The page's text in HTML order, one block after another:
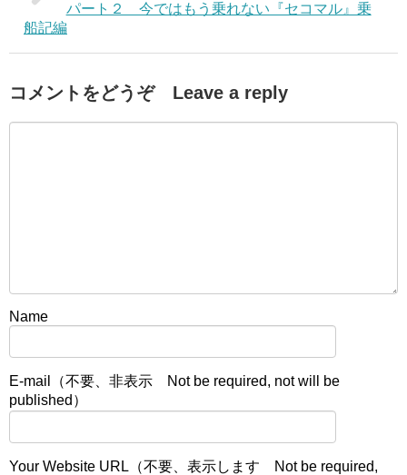
パート２ 今ではもう乗れない『セコマル』乗
船記編
コメントをどうぞ Leave a reply
Name
E-mail（不要、非表示 Not be required, not will be
published）
Your Website URL（不要、表示します Not be required,